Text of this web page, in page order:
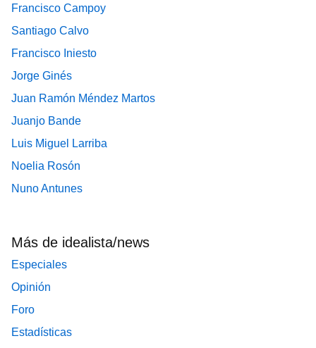
Francisco Campoy
Santiago Calvo
Francisco Iniesto
Jorge Ginés
Juan Ramón Méndez Martos
Juanjo Bande
Luis Miguel Larriba
Noelia Rosón
Nuno Antunes
Más de idealista/news
Especiales
Opinión
Foro
Estadísticas